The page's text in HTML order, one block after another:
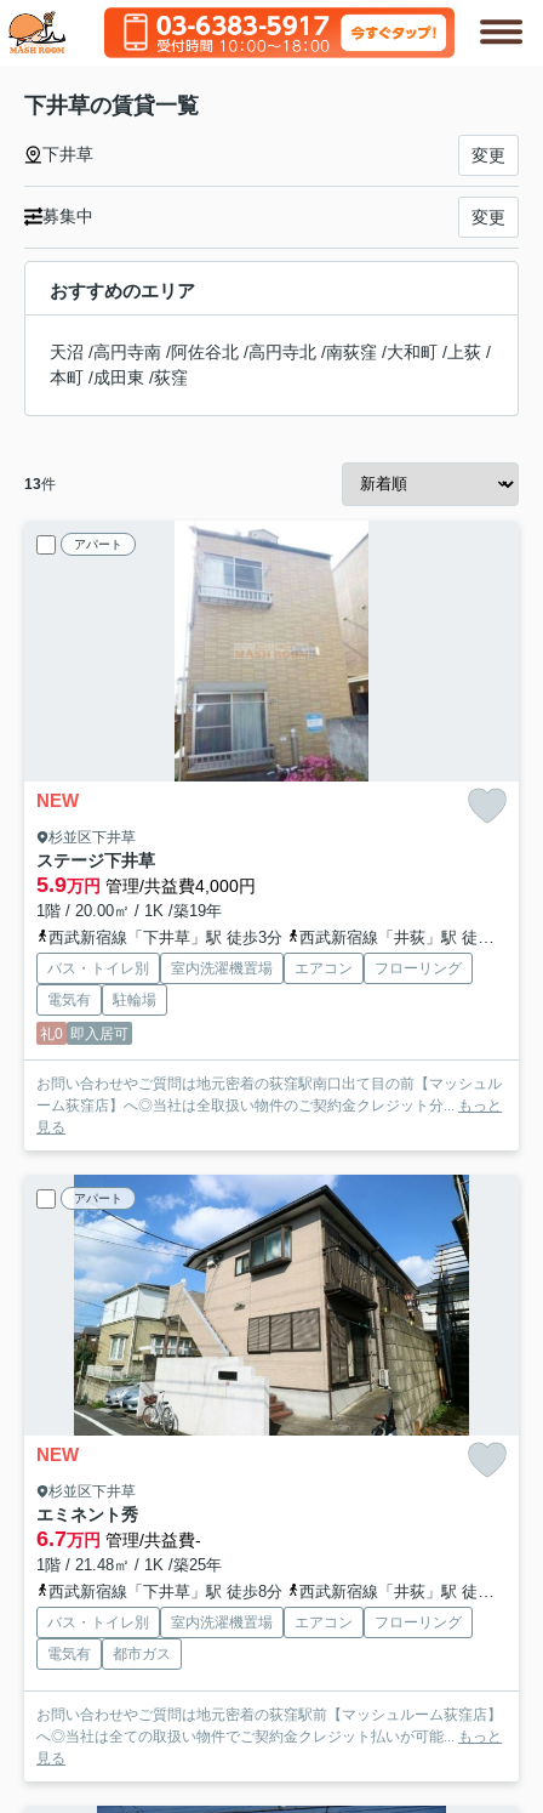
下井草の賃貸一覧
下井草 変更
募集中 変更
おすすめのエリア
天沼 /高円寺南 /阿佐谷北 /高円寺北 /南荻窪 /大和町 / 上荻 /
本町 /成田東 /荻窪
13件
アパート
NEW
杉並区下井草
ステージ下井草
5.9万円 管理/共益費4,000円
1階 / 20.00㎡ / 1K /築19年
西武新宿線「下井草」駅 徒歩3分
西武新宿線「井荻」駅 徒歩10分
バス・トイレ別 室内洗濯機置場 エアコン
フローリング
電気有
駐輪場
礼0 即入居可
お問い合わせやご質問は地元密着の荻窪駅南口出て目の前【マッシュル
ーム荻窪店】へ◎当社は全取扱い物件のご契約金クレジット分...
もっと
見る
アパート
NEW
杉並区下井草
エミネント秀
6.7万円 管理/共益費-
1階 / 21.48㎡ / 1K /築25年
西武新宿線「下井草」駅 徒歩8分
西武新宿線「井荻」駅 徒歩13分
バス・トイレ別 室内洗濯機置場 エアコン
フローリング
電気有
都市ガス
お問い合わせやご質問は地元密着の荻窪駅前【マッシュルーム荻窪店】
へ◎当社は全ての取扱い物件でご契約金クレジット払いが可能... もっと
見る